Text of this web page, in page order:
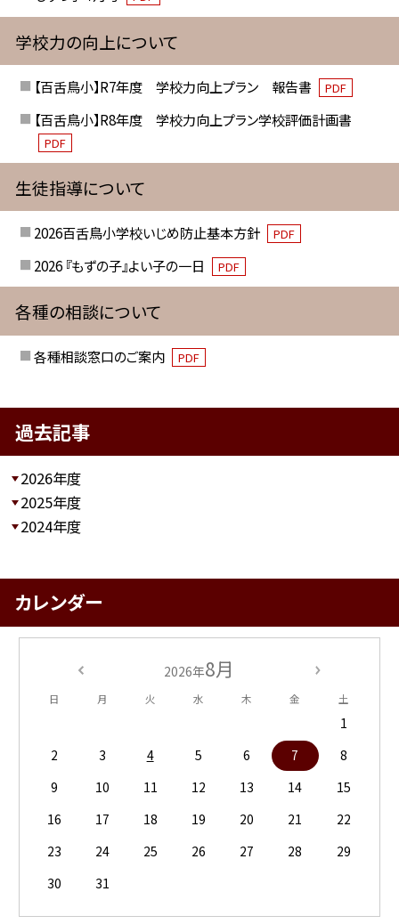
学校力の向上について
【百舌鳥小】R7年度 学校力向上プラン 報告書 PDF
【百舌鳥小】R8年度 学校力向上プラン学校評価計画書
PDF
生徒指導について
2026百舌鳥小学校いじめ防止基本方針 PDF
2026 『もずの子』よい子の一日 PDF
各種の相談について
各種相談窓口のご案内 PDF
過去記事
2026年度
2025年度
2024年度
カレンダー
2026年8月
日 月 火 水 木 金 土
1
2
3 4 5 6 7
8
9
10 11 12 13 14
15
16
17 18 19 20 21
22
23
24 25 26 27 28
29
30
31